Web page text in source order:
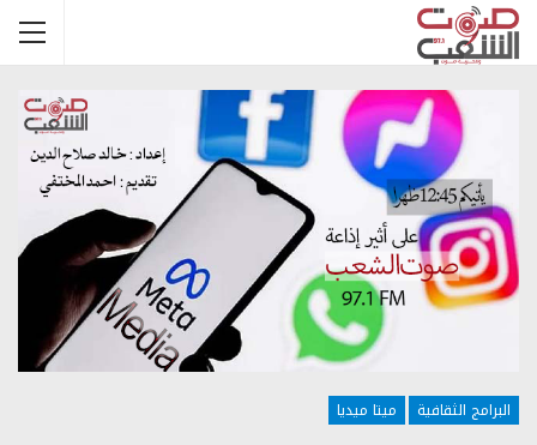
البرامج الثقافية ميتا ميديا